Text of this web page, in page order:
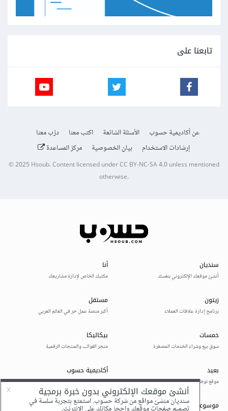
تابعنا على
عن أكاديمية حسوب الأسئلة الشائعة اكتب معنا
درّب معنا
إرشادات الاستخدام
بيان الخصوصية مركز المساعدة
© 2025Hsoub.Content licensed underCC BY-NC-SA 4.0unless mentioned
otherwise.